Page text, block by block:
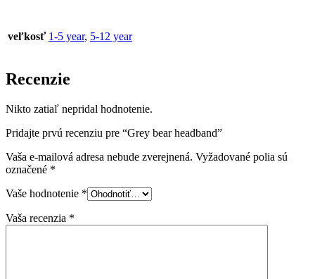
veľkosť 1-5 year, 5-12 year
Recenzie
Nikto zatiaľ nepridal hodnotenie.
Pridajte prvú recenziu pre “Grey bear headband”
Vaša e-mailová adresa nebude zverejnená. Vyžadované polia sú
označené *
Vaše hodnotenie *
Vaša recenzia *